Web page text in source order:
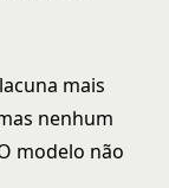
mais
nenhum
modelo não